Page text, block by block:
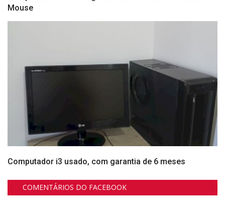
Mouse
Computador i3 usado, com garantia de 6 meses
COMENTÁRIOS DO FACEBOOK